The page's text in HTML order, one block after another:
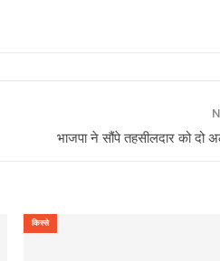
भाजपा ने सौंपे तहसीलदार को दो
किस्से